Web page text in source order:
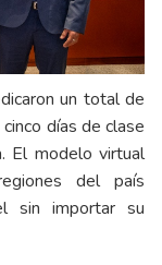
un total de
días de clase
El modelo virtual
del país
sin importar su